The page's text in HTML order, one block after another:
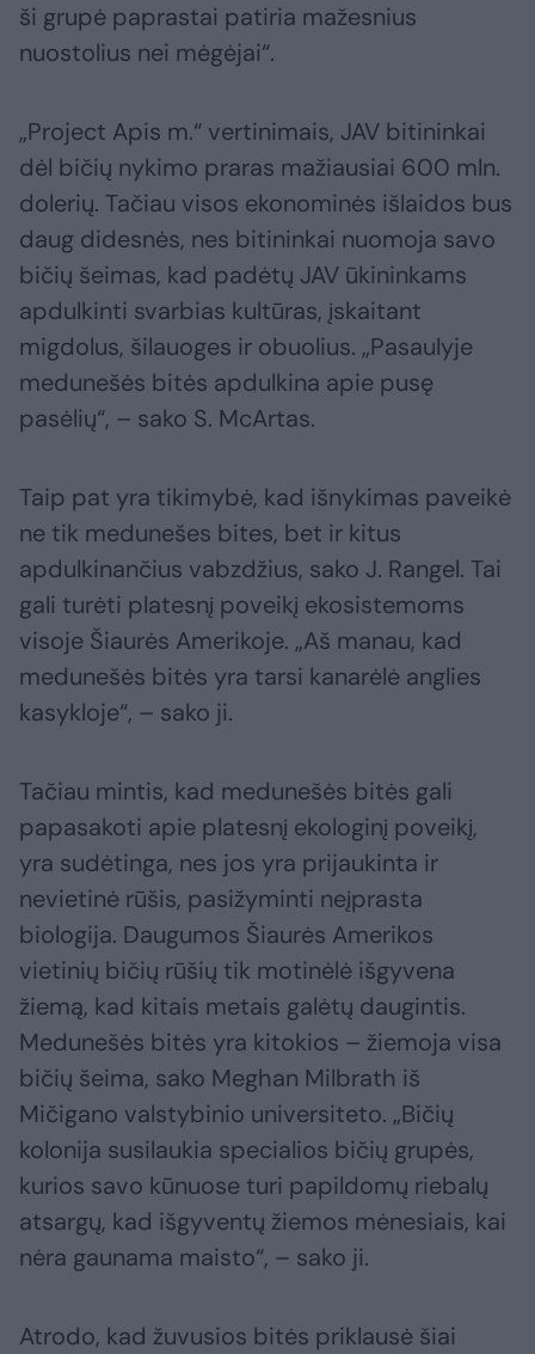
ši grupė paprastai patiria mažesnius
nuostolius nei mėgėjai“.
„Project Apis m.“ vertinimais, JAV bitininkai
dėl bičių nykimo praras mažiausiai 600 mln.
dolerių. Tačiau visos ekonominės išlaidos bus
daug didesnės, nes bitininkai nuomoja savo
bičių šeimas, kad padėtų JAV ūkininkams
apdulkinti svarbias kultūras, įskaitant
migdolus, šilauoges ir obuolius. „Pasaulyje
medunešės bitės apdulkina apie pusę
pasėlių“, – sako S. McArtas.
Taip pat yra tikimybė, kad išnykimas paveikė
ne tik medunešes bites, bet ir kitus
apdulkinančius vabzdžius, sako J. Rangel. Tai
gali turėti platesnį poveikį ekosistemoms
visoje Šiaurės Amerikoje. „Aš manau, kad
medunešės bitės yra tarsi kanarėlė anglies
kasykloje“, – sako ji.
Tačiau mintis, kad medunešės bitės gali
papasakoti apie platesnį ekologinį poveikį,
yra sudėtinga, nes jos yra prijaukinta ir
nevietinė rūšis, pasižyminti neįprasta
biologija. Daugumos Šiaurės Amerikos
vietinių bičių rūšių tik motinėlė išgyvena
žiemą, kad kitais metais galėtų daugintis.
Medunešės bitės yra kitokios – žiemoja visa
bičių šeima, sako Meghan Milbrath iš
Mičigano valstybinio universiteto. „Bičių
kolonija susilaukia specialios bičių grupės,
kurios savo kūnuose turi papildomų riebalų
atsargų, kad išgyventų žiemos mėnesiais, kai
nėra gaunama maisto“, – sako ji.
Atrodo, kad žuvusios bitės priklausė šiai